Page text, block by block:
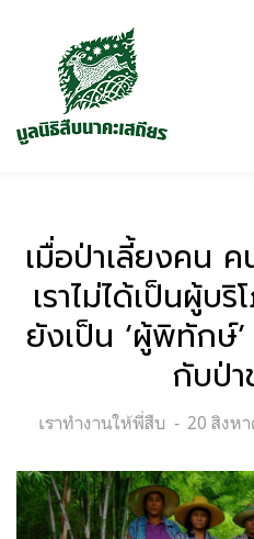
เมื่อป่าเลี้ยงคน ค
เราไม่ได้เป็นผู้บ
ยังเป็น ‘ผู้พิทักษ์’
กับป่
Categories:
เราทำงานให้พี่สืบ
Posted
20 สิงห